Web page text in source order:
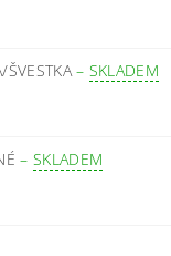
ŠVESTKA– SKLADEM
– SKLADEM